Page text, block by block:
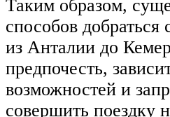
Таким образом,
способов добраться
из Анталии до
предпочесть,
возможностей и
совершить поездку